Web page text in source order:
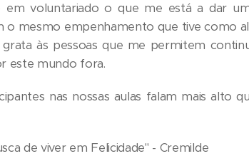
em voluntariado o que me está a dar
o mesmo empenhamento que tive como
às pessoas que me permitem
este mundo fora.
nas nossas aulas falam mais alto
de viver em Felicidade" - Cremilde